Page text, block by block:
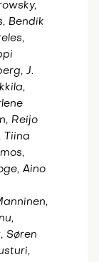
Bendik
J.
Reijo
Tiina
Aino
Søren